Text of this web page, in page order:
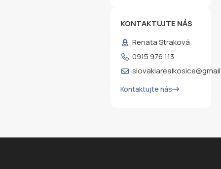
KONTAKTUJTE NÁS
Renata Straková
0915 976 113
Kontaktujte nás